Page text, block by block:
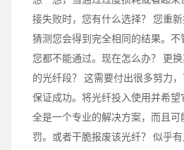
接失败时，您有什么选择？ 您重
猜测您会得到完全相同的结果。不
您都不能通过。现在怎么办？ 更
的光纤段？ 这需要付出很多努力
保证成功。将光纤投入使用并希
全是一个专业的解决方案，而且
罚。或者干脆报废该光纤？ 似乎有